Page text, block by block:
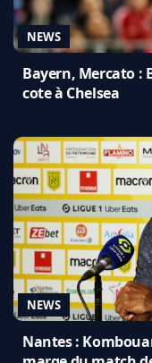
NEWS
Bayern, Mercato :
cote à Chelsea
NEWS
Nantes :